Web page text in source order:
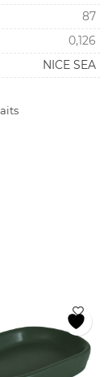
87
0,126
NICE SEA